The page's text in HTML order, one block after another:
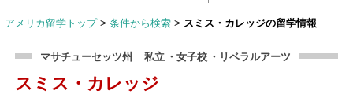
アメリカ留学トップ > 条件から検索 > スミス・カレッジの留学情報
マサチューセッツ州 私立 ・女子校 ・リベラルアーツ
スミス・カレッジ